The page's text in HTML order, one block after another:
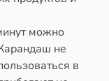
можно
не
в